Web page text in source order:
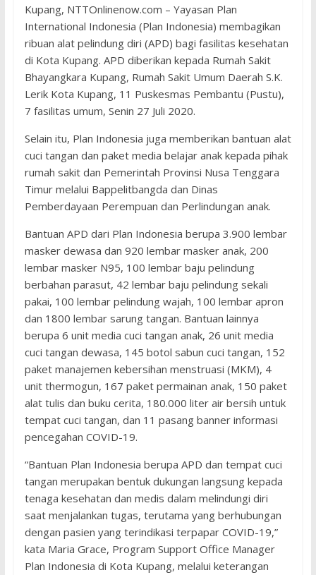
Kupang, NTTOnlinenow.com – Yayasan Plan
International Indonesia (Plan Indonesia) membagikan
ribuan alat pelindung diri (APD) bagi fasilitas kesehatan
di Kota Kupang. APD diberikan kepada Rumah Sakit
Bhayangkara Kupang, Rumah Sakit Umum Daerah S.K.
Lerik Kota Kupang, 11 Puskesmas Pembantu (Pustu),
7 fasilitas umum, Senin 27 Juli 2020.
Selain itu, Plan Indonesia juga memberikan bantuan alat
cuci tangan dan paket media belajar anak kepada pihak
rumah sakit dan Pemerintah Provinsi Nusa Tenggara
Timur melalui Bappelitbangda dan Dinas
Pemberdayaan Perempuan dan Perlindungan anak.
Bantuan APD dari Plan Indonesia berupa 3.900 lembar
masker dewasa dan 920 lembar masker anak, 200
lembar masker N95, 100 lembar baju pelindung
berbahan parasut, 42 lembar baju pelindung sekali
pakai, 100 lembar pelindung wajah, 100 lembar apron
dan 1800 lembar sarung tangan. Bantuan lainnya
berupa 6 unit media cuci tangan anak, 26 unit media
cuci tangan dewasa, 145 botol sabun cuci tangan, 152
paket manajemen kebersihan menstruasi (MKM), 4
unit thermogun, 167 paket permainan anak, 150 paket
alat tulis dan buku cerita, 180.000 liter air bersih untuk
tempat cuci tangan, dan 11 pasang banner informasi
pencegahan COVID-19.
“Bantuan Plan Indonesia berupa APD dan tempat cuci
tangan merupakan bentuk dukungan langsung kepada
tenaga kesehatan dan medis dalam melindungi diri
saat menjalankan tugas, terutama yang berhubungan
dengan pasien yang terindikasi terpapar COVID-19,”
kata Maria Grace, Program Support Office Manager
Plan Indonesia di Kota Kupang, melalui keterangan